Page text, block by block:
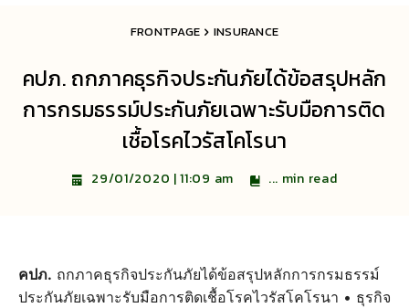
FRONTPAGE INSURANCE
คปภ. ถกภาคธุรกิจประกันภัยได้ข้อสรุปหลัก
การกรมธรรม์ประกันภัยเฉพาะรับมือการติด
เชื้อโรคไวรัสโคโรนา
29/01/2020 | 11:09 am ... min read
คปภ. ถกภาคธุรกิจประกันภัยได้ข้อสรุปหลักการกรมธรรม์
ประกันภัยเฉพาะรับมือการติดเชื้อโรคไวรัสโคโรนา • ธุรกิจ